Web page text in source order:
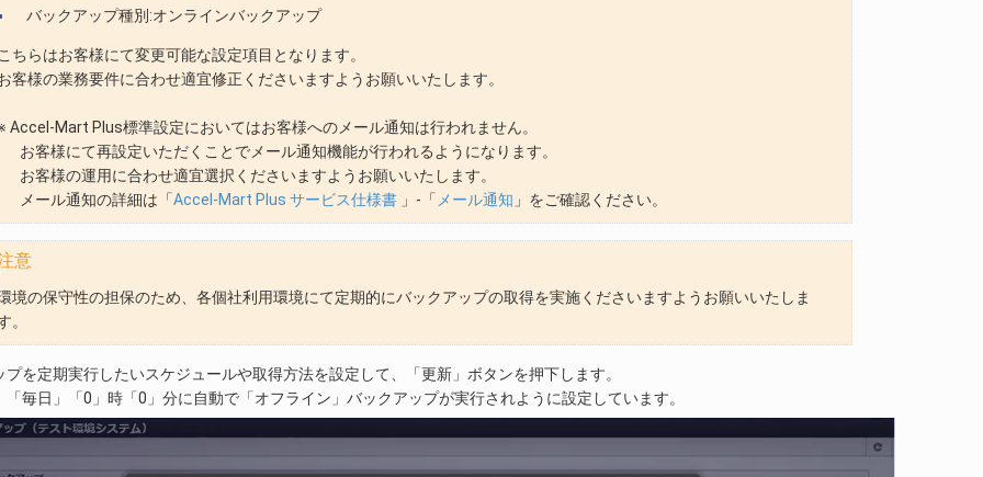
バックアップ種別:オンラインバックアップ
ちらはお客様にて変更可能な設定項目となります。
客様の業務要件に合わせ適宜修正くださいますようお願いいたします。
Accel-Mart Plus標準設定においてはお客様へのメール通知は行われません。
お客様にて再設定いただくことでメール通知機能が行われるようになります。
お客様の運用に合わせ適宜選択くださいますようお願いいたします。
メール通知の詳細は「Accel-Mart Plus サービス仕様書 」-「 メール通知 」をご確認ください。
意
境の保守性の担保のため、各個社利用環境にて定期的にバックアップの取得を実施くださいますようお願いいたしま
。
プを定期実行したいスケジュールや取得方法を設定して、「更新」ボタンを押下します。
「毎日」「0」時「0」分に自動で「オフライン」バックアップが実行されように設定しています。